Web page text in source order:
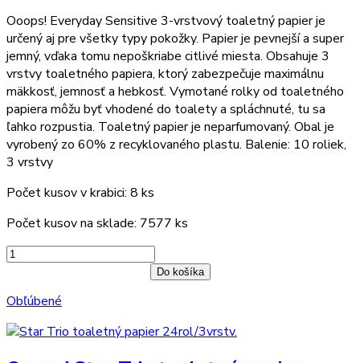
Ooops! Everyday Sensitive 3-vrstvový toaletný papier je
určený aj pre všetky typy pokožky. Papier je pevnejší a super
jemný, vďaka tomu nepoškriabe citlivé miesta. Obsahuje 3
vrstvy toaletného papiera, ktorý zabezpečuje maximálnu
mäkkosť, jemnosť a hebkosť. Vymotané rolky od toaletného
papiera môžu byť vhodené do toalety a spláchnuté, tu sa
ľahko rozpustia. Toaletný papier je neparfumovaný. Obal je
vyrobený zo 60% z recyklovaného plastu. Balenie: 10 roliek,
3 vrstvy
Počet kusov v krabici: 8 ks
Počet kusov na sklade: 7577 ks
Do košíka
Obľúbené